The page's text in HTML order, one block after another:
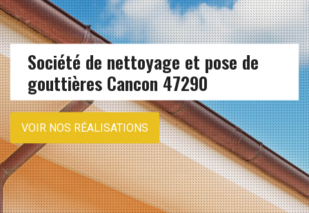
Société de nettoyage et pose de
gouttières Cancon 47290
VOIR NOS RÉALISATIONS